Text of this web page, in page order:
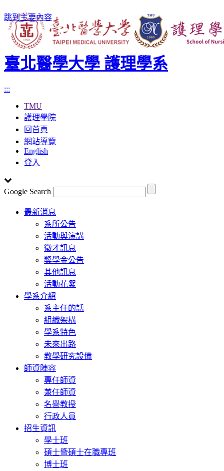
跳到主要內容
臺北醫學大學 護理學系
:::
TMU
護理學院
回首頁
網站導覽
English
登入
Google Search
Toggle
navigation
最新消息
系所公告
活動與演講
徵才訊息
獎學金公告
其他訊息
活動花絮
學系介紹
系主任的話
組織架構
學系特色
未來出路
教學研究設備
師資陣容
專任師資
兼任師資
名譽教授
行政人員
招生資訊
學士班
碩士暨碩士在職專班
博士班